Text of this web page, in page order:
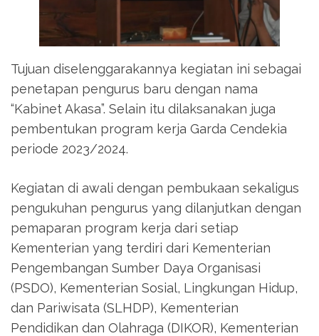
Tujuan diselenggarakannya kegiatan ini sebagai
penetapan pengurus baru dengan nama
“Kabinet Akasa”. Selain itu dilaksanakan juga
pembentukan program kerja Garda Cendekia
periode 2023/2024.
Kegiatan di awali dengan pembukaan sekaligus
pengukuhan pengurus yang dilanjutkan dengan
pemaparan program kerja dari setiap
Kementerian yang terdiri dari Kementerian
Pengembangan Sumber Daya Organisasi
(PSDO), Kementerian Sosial, Lingkungan Hidup,
dan Pariwisata (SLHDP), Kementerian
Pendidikan dan Olahraga (DIKOR), Kementerian